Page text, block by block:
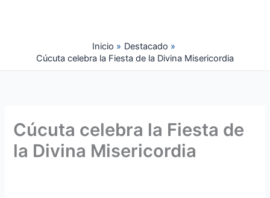
Inicio
Destacado
Cúcuta celebra la Fiesta de la Divina Misericordia
Cúcuta celebra la Fiesta de
la Divina Misericordia